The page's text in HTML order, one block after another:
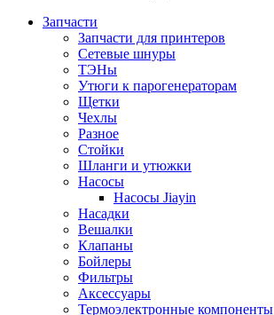
Запчасти
Запчасти для принтеров
Сетевые шнуры
ТЭНы
Утюги к парогенераторам
Щетки
Чехлы
Разное
Стойки
Шланги и утюжки
Насосы
Насосы Jiayin
Насадки
Вешалки
Клапаны
Бойлеры
Фильтры
Аксессуары
Термоэлектронные компоненты